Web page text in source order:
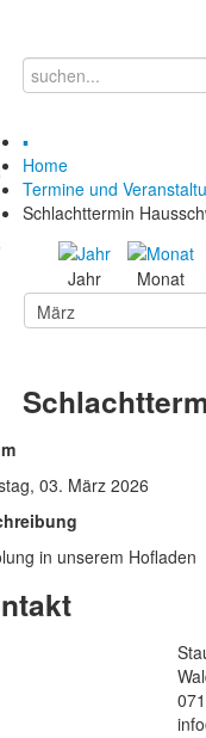
▪
Home
Termine und
Schlachttermin
Jahr Monat
03. März 2026
in unserem Hofladen